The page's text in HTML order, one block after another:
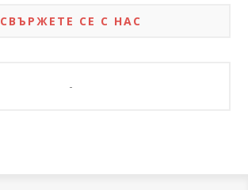
СВЪРЖЕТЕ СЕ С НАС
-